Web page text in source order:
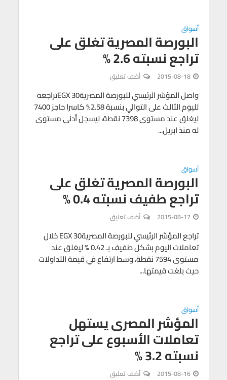
أسواق
البورصة المصرية تغلق على
تراجع نسبته 2.6 %
2015-08-18 أضف تعليق
واصل المؤشر الرئيسي للبورصة المصريةEGX 30تراجعه
لليوم الثالث على التوالي بنسبة 2.58% كاسرا حاجز 7400
ليغلق عند مستوى 7398 نقطة، ليسجل أدنى مستوى
له منذ ابريل...
أسواق
البورصة المصرية تغلق على
تراجع طفيف نسبته 0.4 %
2015-08-17 أضف تعليق
تراجع المؤشر الرئيسي للبورصة المصريةEGX 30 خلال
تعاملات اليوم بشكل طفيف بـ 0.42 % ليغلق عند
مستوى 7594 نقطة، وسط ارتفاع في قيمة التداولات
حيث بلغت قيمتها...
أسواق
المؤشر المصرى يستهل
تعاملات الأسبوع على تراجع
نسبته 3.2 %
2015-08-16 أضف تعليق